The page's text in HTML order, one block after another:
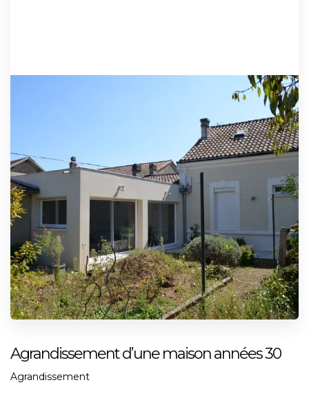
Agrandissement d’une maison années 30
Agrandissement